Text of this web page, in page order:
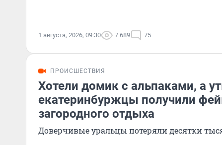
1 августа, 2026, 09:30 7 689 75
ПРОИСШЕСТВИЯ
Хотели домик с альпаками, а
екатеринбуржцы получили
загородного отдыха
Доверчивые уральцы потеряли десятки